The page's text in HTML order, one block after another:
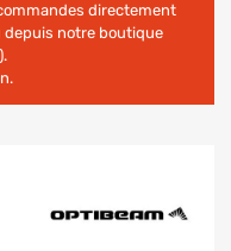
directement
depuis notre boutique